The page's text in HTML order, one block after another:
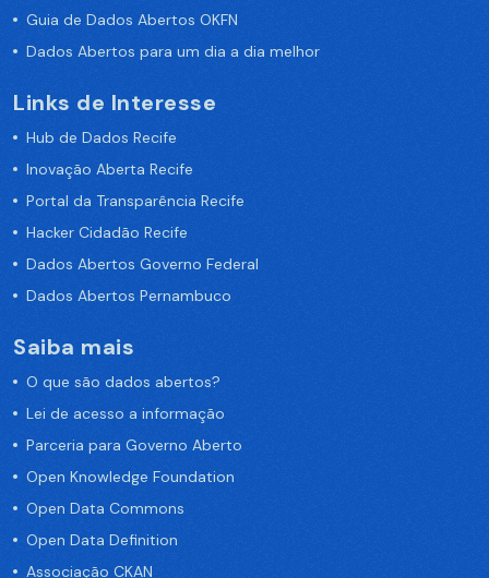
Guia de Dados Abertos OKFN
Dados Abertos para um dia a dia melhor
Links de Interesse
Hub de Dados Recife
Inovação Aberta Recife
Portal da Transparência Recife
Hacker Cidadão Recife
Dados Abertos Governo Federal
Dados Abertos Pernambuco
Saiba mais
O que são dados abertos?
Lei de acesso a informação
Parceria para Governo Aberto
Open Knowledge Foundation
Open Data Commons
Open Data Definition
Associação CKAN